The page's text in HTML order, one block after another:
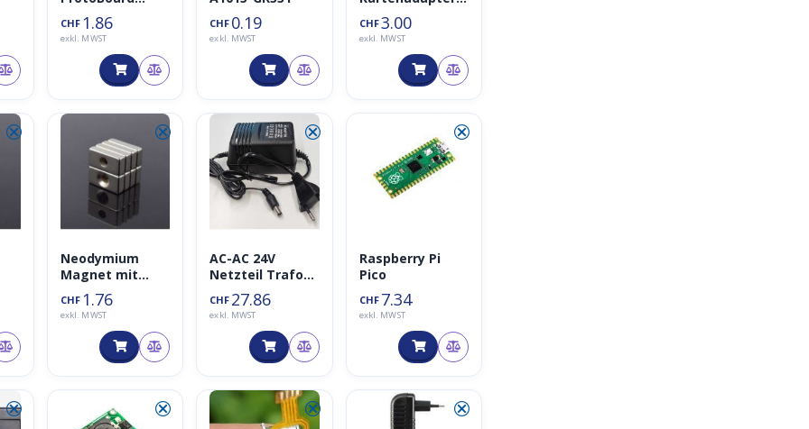
Shield
CHF 1.86
exkl. MWST
CHF 0.19
exkl. MWST
Modul mit SPI-
Schnittstelle
CHF3.00
exkl. MWST
⮿ ⮿
Neodymium
Magnet mit
Loch 20x10x5
(Unterlagscheib
e)
CHF 1.76
exkl. MWST
⮿
AC-AC 24V
Netzteil Trafo
1A/1000mA,
5.5mm
CHF 27.86
exkl. MWST
⮿
Raspberry Pi
Pico
CHF 7.34
exkl. MWST
⮿ ⮿ ⮿ ⮿